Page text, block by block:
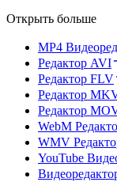
Открыть больше
MP4
Pедактор AVI
Pедактор FLV
Pедактор
Pедактор
WebM
WMV
YouTube